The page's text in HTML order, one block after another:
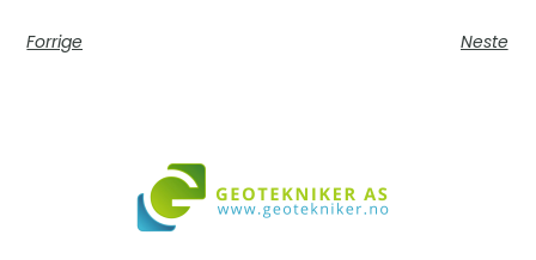
Forrige Neste